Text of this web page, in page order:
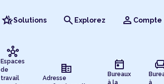
hotel_classSolutions search Explorez person Compte
hub
Espaces
de
travail
corporate_fare
Adresse
today
Bureaux
à la
à